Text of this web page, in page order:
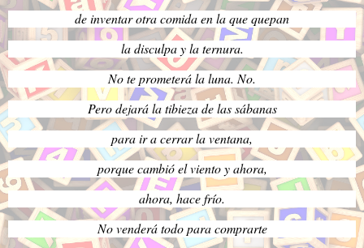
de inventar otra comida en la que quepan
la disculpa y la ternura.
No te prometerá la luna. No.
Pero dejará la tibieza de las sábanas
para ir a cerrar la ventana,
porque cambió el viento y ahora,
ahora, hace frío.
No venderá todo para comprarte